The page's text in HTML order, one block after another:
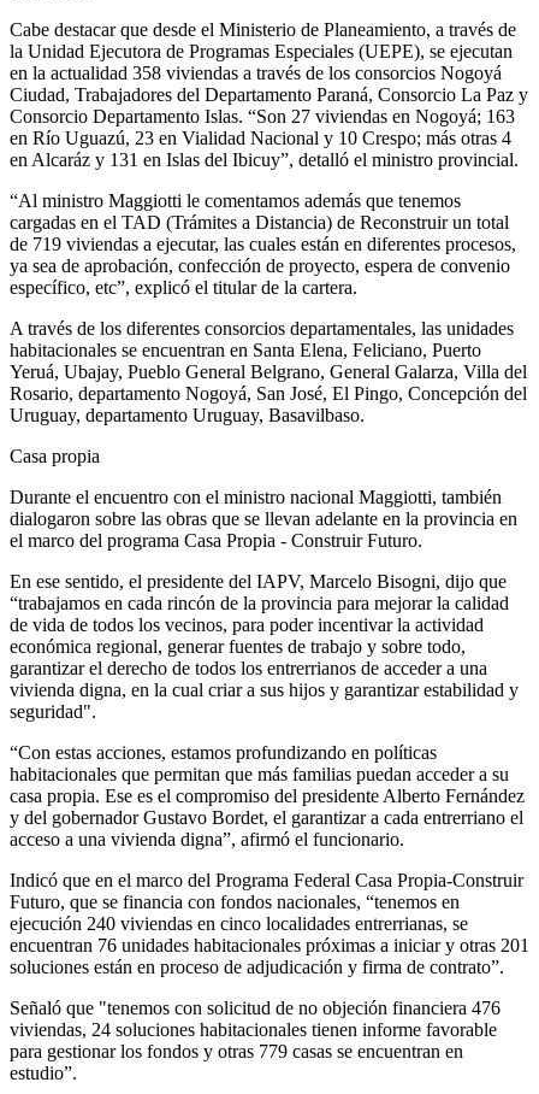
Cabe destacar que desde el Ministerio de Planeamiento, a través de
la Unidad Ejecutora de Programas Especiales (UEPE), se ejecutan
en la actualidad 358 viviendas a través de los consorcios Nogoyá
Ciudad, Trabajadores del Departamento Paraná, Consorcio La Paz y
Consorcio Departamento Islas. “Son 27 viviendas en Nogoyá; 163
en Río Uguazú, 23 en Vialidad Nacional y 10 Crespo; más otras 4
en Alcaráz y 131 en Islas del Ibicuy”, detalló el ministro provincial.
“Al ministro Maggiotti le comentamos además que tenemos
cargadas en el TAD (Trámites a Distancia) de Reconstruir un total
de 719 viviendas a ejecutar, las cuales están en diferentes procesos,
ya sea de aprobación, confección de proyecto, espera de convenio
específico, etc”, explicó el titular de la cartera.
A través de los diferentes consorcios departamentales, las unidades
habitacionales se encuentran en Santa Elena, Feliciano, Puerto
Yeruá, Ubajay, Pueblo General Belgrano, General Galarza, Villa del
Rosario, departamento Nogoyá, San José, El Pingo, Concepción del
Uruguay, departamento Uruguay, Basavilbaso.
Casa propia
Durante el encuentro con el ministro nacional Maggiotti, también
dialogaron sobre las obras que se llevan adelante en la provincia en
el marco del programa Casa Propia - Construir Futuro.
En ese sentido, el presidente del IAPV, Marcelo Bisogni, dijo que
“trabajamos en cada rincón de la provincia para mejorar la calidad
de vida de todos los vecinos, para poder incentivar la actividad
económica regional, generar fuentes de trabajo y sobre todo,
garantizar el derecho de todos los entrerrianos de acceder a una
vivienda digna, en la cual criar a sus hijos y garantizar estabilidad y
seguridad".
“Con estas acciones, estamos profundizando en políticas
habitacionales que permitan que más familias puedan acceder a su
casa propia. Ese es el compromiso del presidente Alberto Fernández
y del gobernador Gustavo Bordet, el garantizar a cada entrerriano el
acceso a una vivienda digna”, afirmó el funcionario.
Indicó que en el marco del Programa Federal Casa Propia-Construir
Futuro, que se financia con fondos nacionales, “tenemos en
ejecución 240 viviendas en cinco localidades entrerrianas, se
encuentran 76 unidades habitacionales próximas a iniciar y otras 201
soluciones están en proceso de adjudicación y firma de contrato”.
Señaló que "tenemos con solicitud de no objeción financiera 476
viviendas, 24 soluciones habitacionales tienen informe favorable
para gestionar los fondos y otras 779 casas se encuentran en
estudio”.